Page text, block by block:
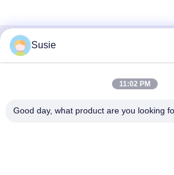
Contacto rápido
1ra Carretera Zhongyi, Distrito de
Susie
11:02 PM
Good day, what product are you looking